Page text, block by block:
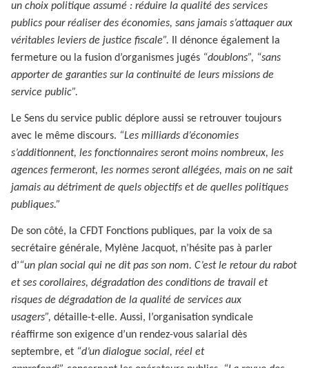
un choix politique assumé : réduire la qualité des services
publics pour réaliser des économies, sans jamais s’attaquer aux
véritables leviers de justice fiscale”. Il dénonce également la
fermeture ou la fusion d’organismes jugés “doublons”, “sans
apporter de garanties sur la continuité de leurs missions de
service public”.
Le Sens du service public déplore aussi se retrouver toujours
avec le même discours. “Les milliards d’économies
s’additionnent, les fonctionnaires seront moins nombreux, les
agences fermeront, les normes seront allégées, mais on ne sait
jamais au détriment de quels objectifs et de quelles politiques
publiques.”
De son côté, la CFDT Fonctions publiques, par la voix de sa
secrétaire générale, Mylène Jacquot, n’hésite pas à parler
d’“un plan social qui ne dit pas son nom. C’est le retour du rabot
et ses corollaires, dégradation des conditions de travail et
risques de dégradation de la qualité de services aux
usagers”, détaille-t-elle. Aussi, l’organisation syndicale
réaffirme son exigence d’un rendez-vous salarial dès
septembre, et “d’un dialogue social, réel et